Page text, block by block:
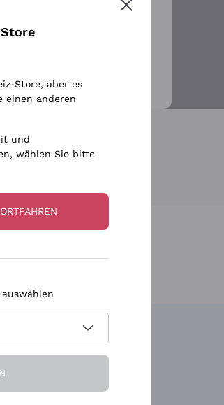
Chardonnay
Brauchen Sie Hilfe?
Bestimmungen
Store, aber es
einen anderen
und
wählen Sie bitte